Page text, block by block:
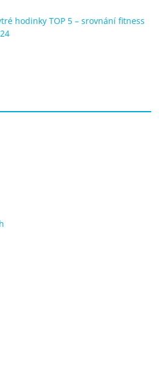
hodinky TOP 5 – srovnání fitness